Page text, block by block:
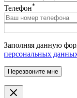
Телефон*
Заполняя данную
персональных